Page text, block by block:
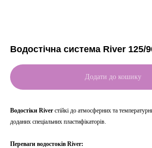
Водостічна система River 125/
Додати до кошику
Водостіки River стійкі до атмосферних та
доданих спеціальних пластифікаторів.
Переваги водостоків River: